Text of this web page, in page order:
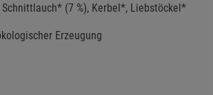
(7 %), Kerbel*, Liebstöckel*
Erzeugung
Cookie-Informationen anzeigen
(2)
Cookies